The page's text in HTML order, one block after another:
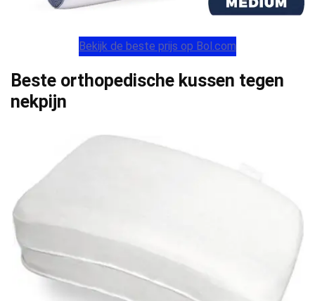
Bekijk de beste prijs op Bol.com
Beste orthopedische kussen tegen
nekpijn